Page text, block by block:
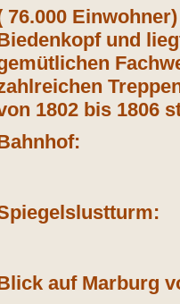
76.000
und
1802 bis 1806
auf Marburg